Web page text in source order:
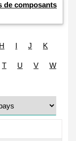
de composants
H I J K
T U V W